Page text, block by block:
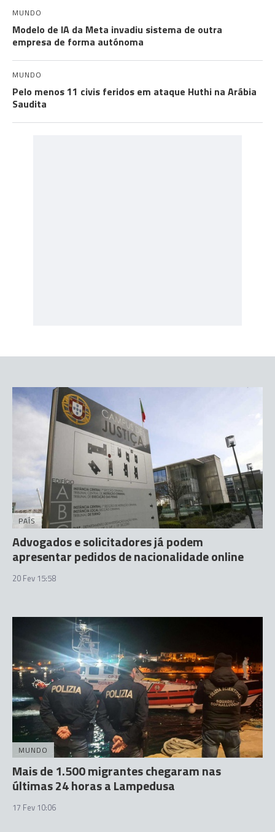
MUNDO
Modelo de IA da Meta invadiu sistema de outra
empresa de forma autónoma
MUNDO
Pelo menos 11 civis feridos em ataque Huthi na Arábia
Saudita
PAÍS
Advogados e solicitadores já podem
apresentar pedidos de nacionalidade online
20 Fev 15:58
MUNDO
Mais de 1.500 migrantes chegaram nas
últimas 24 horas a Lampedusa
17 Fev 10:06